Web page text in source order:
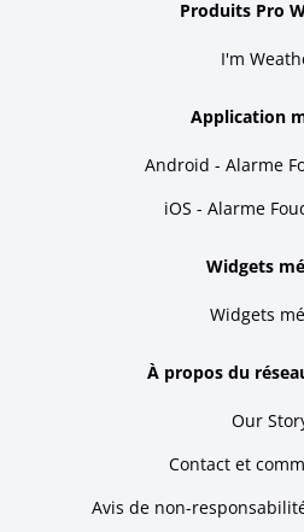
Produits Pro
I'm
Application
Android - Alarme
iOS - Alarme
Widgets
Widgets
À propos du
Our
Contact et
Avis de non-